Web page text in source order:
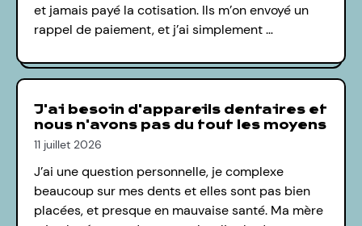
et jamais payé la cotisation. Ils m’on envoyé un
rappel de paiement, et j’ai simplement …
J'ai besoin d'appareils dentaires et
nous n'avons pas du tout les moyens
11 juillet 2026
J’ai une question personnelle, je complexe
beaucoup sur mes dents et elles sont pas bien
placées, et presque en mauvaise santé. Ma mère